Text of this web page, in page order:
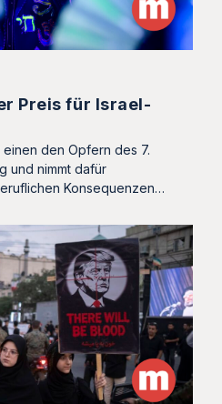
Preis für Israel-
den Opfern des 7.
und nimmt dafür
Konsequenzen…